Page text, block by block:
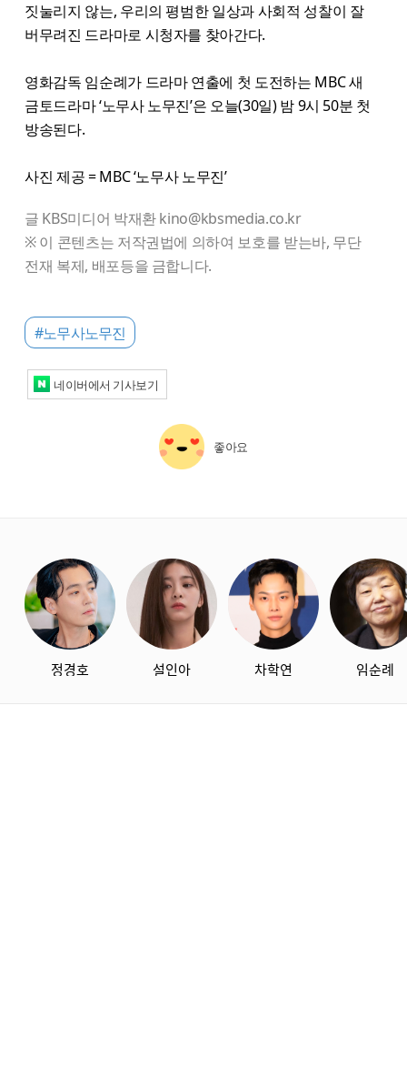
짓눌리지 않는, 우리의 평범한 일상과 사회적 성찰이 잘
버무려진 드라마로 시청자를 찾아간다.
영화감독 임순례가 드라마 연출에 첫 도전하는 MBC 새
금토드라마 ‘노무사 노무진’은 오늘(30일) 밤 9시 50분 첫
방송된다.
사진 제공 = MBC ‘노무사 노무진’
글 KBS미디어 박재환 kino@kbsmedia.co.kr
※ 이 콘텐츠는 저작권법에 의하여 보호를 받는바, 무단
전재 복제, 배포등을 금합니다.
#노무사노무진
네이버에서 기사보기
좋아요
정경호 설인아 차학연 임순례